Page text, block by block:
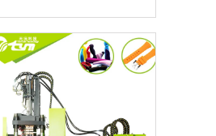
Создатель Бутылки
Младенца
КОНТАКТ